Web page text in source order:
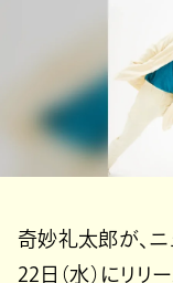
奇妙礼太郎が、ニ
22日（水）にリリ